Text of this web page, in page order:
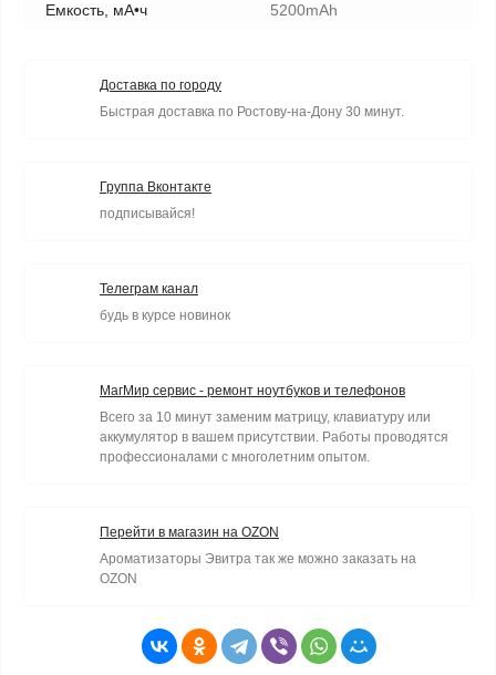
Емкость, мА•ч 5200mAh
Доставка по городу
Быстрая доставка по Ростову-на-Дону 30 минут.
Группа Вконтакте
подписывайся!
Телеграм канал
будь в курсе новинок
МагМир сервис - ремонт ноутбуков и телефонов
Всего за 10 минут заменим матрицу, клавиатуру или
аккумулятор в вашем присутствии. Работы проводятся
профессионалами с многолетним опытом.
Перейти в магазин на OZON
Ароматизаторы Эвитра так же можно заказать на
OZON